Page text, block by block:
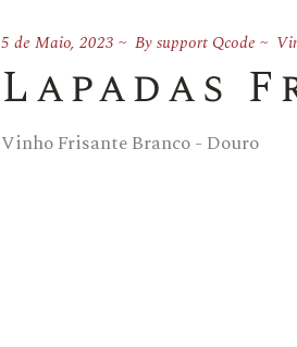
5 de Maio, 2023 Bysupport Qcode
Lapadas
Vinho Frisante Branco - Douro